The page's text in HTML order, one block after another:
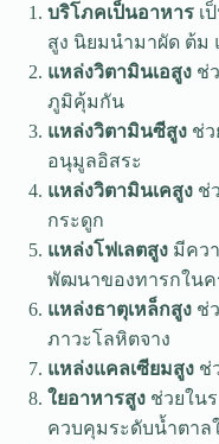
บริโภคเป็นอาหาร เ
สูง นิยมนำมาผัด ต้ม
แหล่งวิตามินเอสูง ช่
ภูมิคุ้มกัน
แหล่งวิตามินซีสูง ช่
อนุมูลอิสระ
แหล่งวิตามินเคสูง ช่
กระดูก
แหล่งโฟเลตสูง มีคว
พัฒนาของทารกในค
แหล่งธาตุเหล็กสูง ช่
ภาวะโลหิตจาง
แหล่งแคลเซียมสูง ช่
ใยอาหารสูง ช่วยใน
ควบคุมระดับน้ำตาล